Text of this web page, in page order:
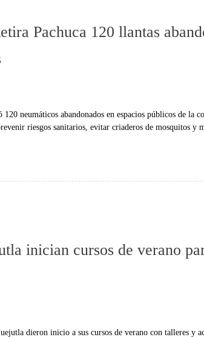
Pachuca 120 llantas
neumáticos abandonados en espacios públicos de la
riesgos sanitarios, evitar criaderos de mosquitos y
inician cursos de verano
dieron inicio a sus cursos de verano con talleres y